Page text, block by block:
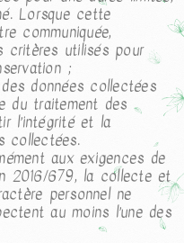
Lorsque cette
communiquée,
critères utilisés pour
;
données collectées
du traitement des
l’intégrité et la
collectées.
aux exigences de
2016/679, la collecte et
personnel ne
au moins l’une des